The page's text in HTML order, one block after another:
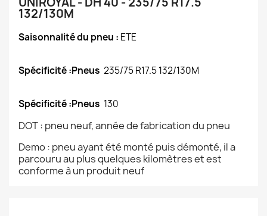
132/130M
Saisonnalité du pneu : ETE
Spécificité :Pneus 235/75 R17.5 132/130M
Spécificité :Pneus 130
DOT : pneu neuf, année de fabrication du pneu
Demo : pneu ayant été monté puis démonté, il a
parcouru au plus quelques kilomètres et est
conforme à un produit neuf